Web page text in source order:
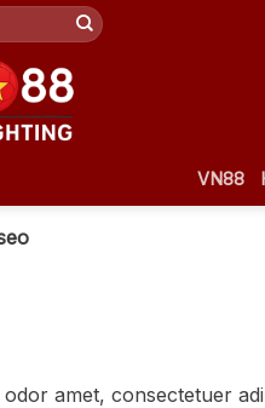
VN88
amet, consectetuer